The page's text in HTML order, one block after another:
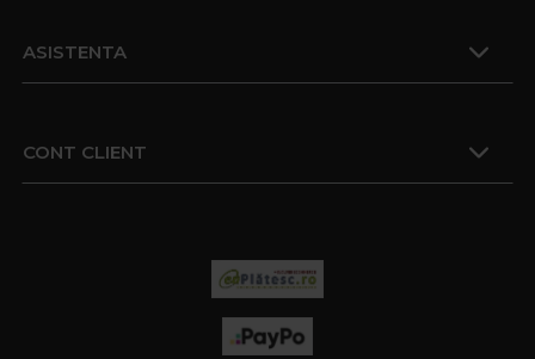
ASISTENTA
CONT CLIENT